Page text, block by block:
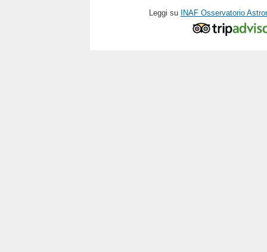
Leggi su INAF Osservatorio